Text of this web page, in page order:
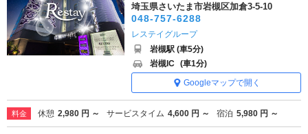
埼玉県さいたま市岩槻区加倉3-5-10
048-757-6288
レステイグループ
岩槻駅 (車5分)
岩槻IC (車1分)
Googleマップで開く
料金 休憩 2,980 円 ～ サービスタイム 4,600 円 ～ 宿泊 5,980 円 ～